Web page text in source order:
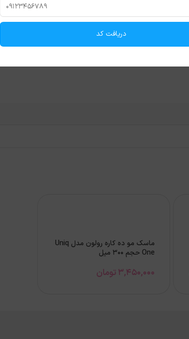
ماسک مو ده کاره رولون مدل Uniq
One حجم 300 میل
3,450,000تومان
دریافت کد